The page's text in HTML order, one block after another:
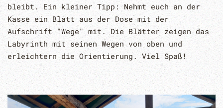
bleibt. Ein kleiner Tipp: Nehmt euch an der
Kasse ein Blatt aus der Dose mit der
Aufschrift "Wege" mit. Die Blätter zeigen das
Labyrinth mit seinen Wegen von oben und
erleichtern die Orientierung. Viel Spaß!